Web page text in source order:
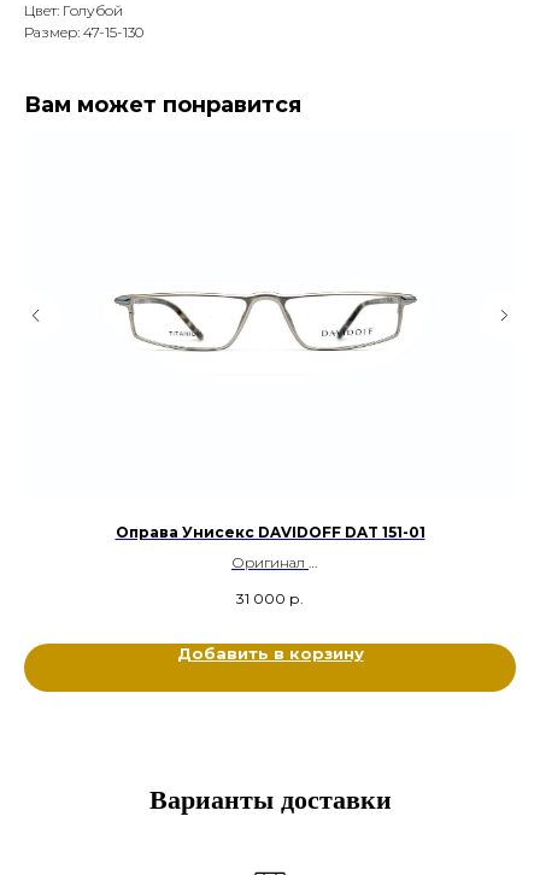
Цвет: Голубой
Размер: 47-15-130
Вам может понравится
Оправа Унисекс DAVIDOFF DAT 151-01
Оригинал
Цвет: Серебряный, Гавана
31 000 р.
Добавить в корзину
Варианты доставки